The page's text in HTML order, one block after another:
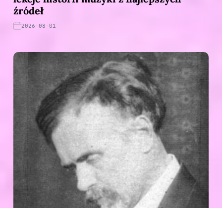
źródeł
2026-08-01